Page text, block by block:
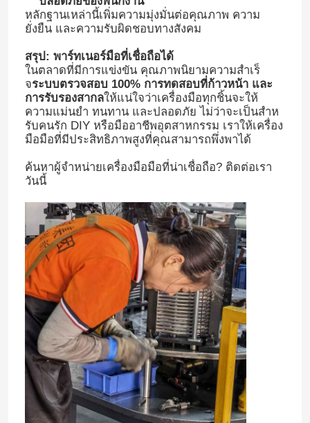
บ้าน
ผลิตภัณฑ์
วิดีโอ
ควบคุมคุณภาพ
ติดต่อเรา
ข่าว
ขออ้าง
คีมรวม
หลักฐานเหล่านี้เพิ่มความมุ่งมั่นต่อคุณภาพ ความ
ยั่งยืน และความรับผิดชอบทางสังคม
สรุป: พาร์ทเนอร์มือที่เชื่อถือได้
ในตลาดที่มีการแข่งขัน คุณภาพนิยามความสําเร็
จระบบตรวจสอบ 100% การทดสอบที่ก้าวหน้า และ
การรับรองสากลให้แน่ใจว่าเครื่องมือทุกชิ้นจะให้
ความแม่นยํา ทนทาน และปลอดภัย ไม่ว่าจะเป็นสําห
รับคนรัก DIY หรือมืออาชีพอุตสาหกรรม เราให้เครื่อง
มือมือที่มีประสิทธิภาพสูงที่คุณสามารถพึ่งพาได้
ค้นหาผู้จําหน่ายเครื่องมือมือที่น่าเชื่อถือ? ติดต่อเรา
วันนี้